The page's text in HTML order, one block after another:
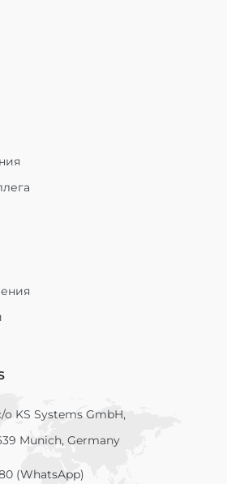
o KS Systems GmbH,
Munich, Germany
(WhatsApp)